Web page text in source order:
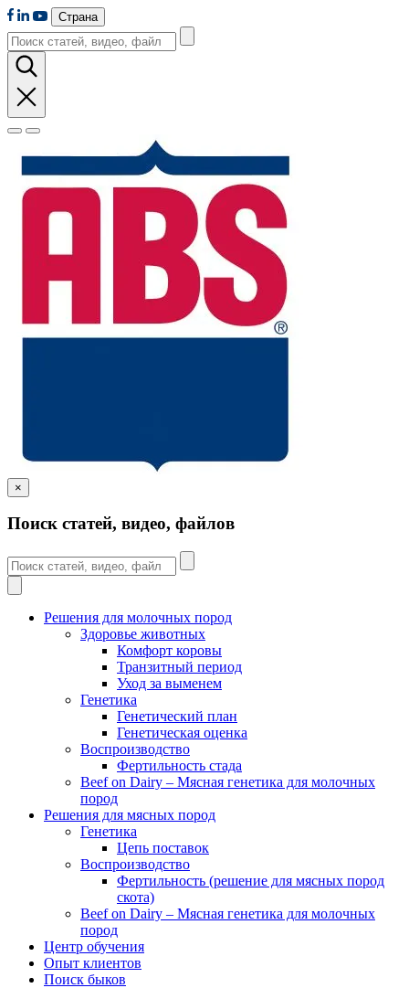
Страна
×
Поиск статей, видео, файлов
Решения для молочных пород
Здоровье животных
Комфорт коровы
Транзитный период
Уход за выменем
Генетика
Генетический план
Генетическая оценка
Воспроизводство
Фертильность стада
Beef on Dairy – Мясная генетика для молочных
пород
Решения для мясных пород
Генетика
Цепь поставок
Воспроизводство
Фертильность (решение для мясных пород
скота)
Beef on Dairy – Мясная генетика для молочных
пород
Центр обучения
Опыт клиентов
Поиск быков